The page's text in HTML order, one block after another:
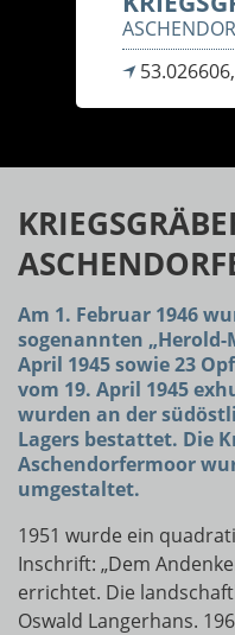
Am 1. Februar 1946
sogenannten „Herold-
April 1945 sowie 23
vom 19. April 1945
wurden an der
Lagers bestattet. Die
Aschendorfermoor
umgestaltet.
1951 wurde ein
Inschrift: „Dem
errichtet. Die
Oswald Langerhans.